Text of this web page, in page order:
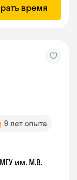
время
9 лет опыта
им. М.В.